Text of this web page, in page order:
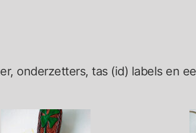
onderzetters, tas (id) labels en